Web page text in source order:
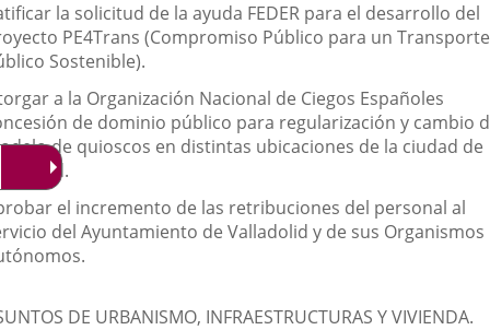
la solicitud de la ayuda FEDER para el desarrollo del
PE4Trans (Compromiso Público para un Transporte
Sostenible).
a la Organización Nacional de Ciegos Españoles
de dominio público para regularización y cambio
de quioscos en distintas ubicaciones de la ciudad de
el incremento de las retribuciones del personal al
del Ayuntamiento de Valladolid y de sus Organismos
DE URBANISMO, INFRAESTRUCTURAS Y VIVIENDA.